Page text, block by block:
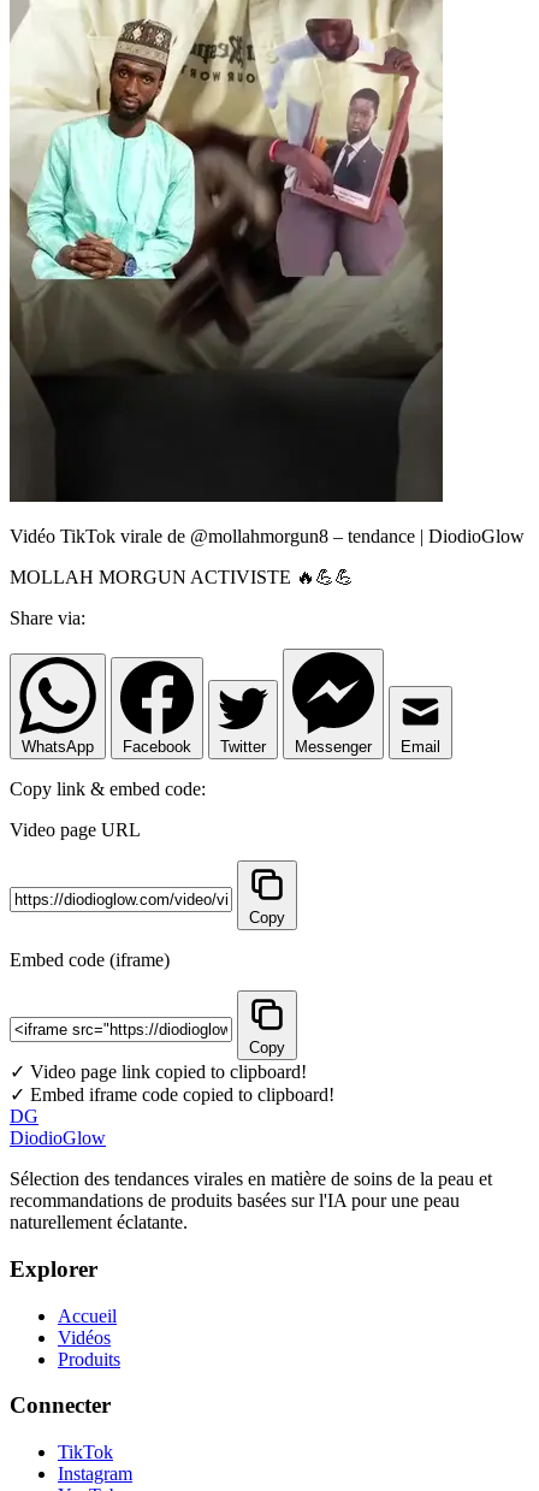
Vidéo TikTok virale de @mollahmorgun8 – tendance | DiodioGlow
MOLLAH MORGUN ACTIVISTE 🔥💪💪
Share via:
WhatsApp Facebook Twitter Messenger Email
Copy link & embed code:
Video page URL
Copy
Embed code (iframe)
Copy
✓ Video page link copied to clipboard!
✓ Embed iframe code copied to clipboard!
DG
DiodioGlow
Sélection des tendances virales en matière de soins de la peau et
recommandations de produits basées sur l'IA pour une peau
naturellement éclatante.
Explorer
Accueil
Vidéos
Produits
Connecter
TikTok
Instagram